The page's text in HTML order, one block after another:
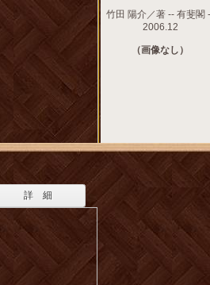
竹田 陽介／著 -- 有斐閣
2006.12
（画像なし）
詳 細